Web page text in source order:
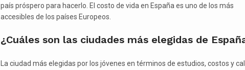
país próspero para hacerlo. El costo de vida en España es uno de los más
accesibles de los países Europeos.
¿Cuáles son las ciudades más elegidas de
La ciudad más elegidas por los jóvenes en términos de estudios, costos y